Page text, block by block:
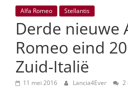
dell'Automobile
Italiana
Italiaans
autonieuws
lifestyle
Alfa Romeo Stellantis
Derde nieuwe
Romeo eind
Zuid-Italië
11 mei 2016 Lancia4Ever 2